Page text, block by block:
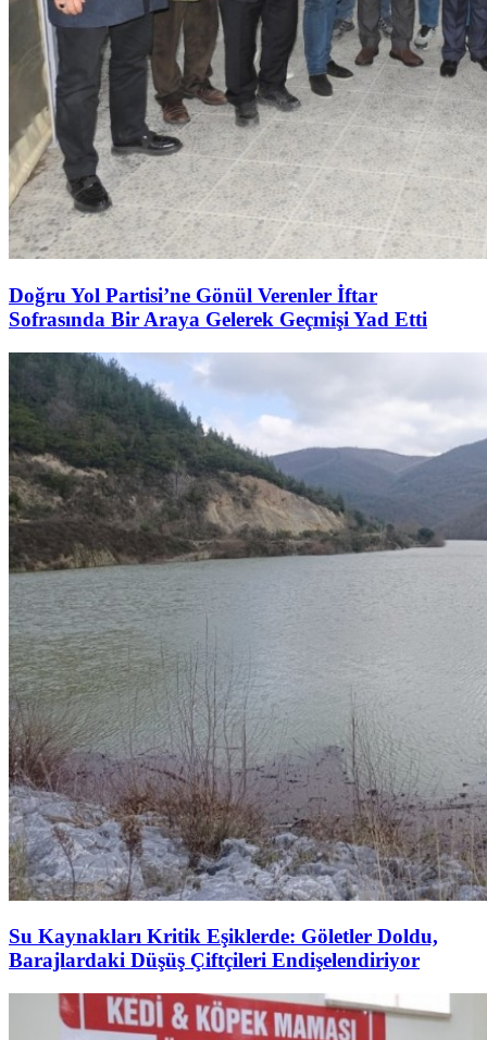
Doğru Yol Partisi’ne Gönül Verenler İftar
Sofrasında Bir Araya Gelerek Geçmişi Yad Etti
Su Kaynakları Kritik Eşiklerde: Göletler Doldu,
Barajlardaki Düşüş Çiftçileri Endişelendiriyor